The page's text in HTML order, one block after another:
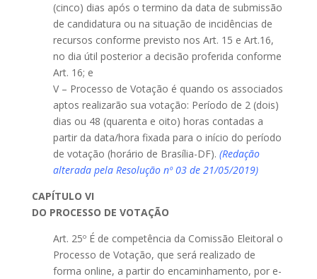
(cinco) dias após o termino da data de submissão
de candidatura ou na situação de incidências de
recursos conforme previsto nos Art. 15 e Art.16,
no dia útil posterior a decisão proferida conforme
Art. 16; e
V – Processo de Votação é quando os associados
aptos realizarão sua votação: Período de 2 (dois)
dias ou 48 (quarenta e oito) horas contadas a
partir da data/hora fixada para o início do período
de votação (horário de Brasília-DF). (Redação
alterada pela Resolução nº 03 de 21/05/2019)
CAPÍTULO VI
DO PROCESSO DE VOTAÇÃO
Art. 25º É de competência da Comissão Eleitoral o
Processo de Votação, que será realizado de
forma online, a partir do encaminhamento, por e-